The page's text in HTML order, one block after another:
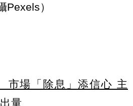
Pexels）
市場「除息」添信心 主
量